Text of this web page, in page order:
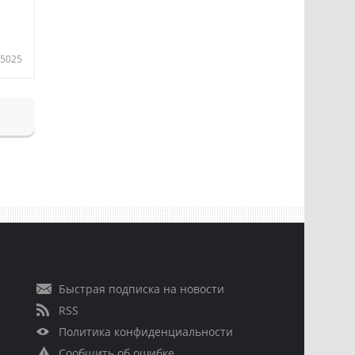
5025
Быстрая подписка на новости
RSS
Политика конфиденциальности